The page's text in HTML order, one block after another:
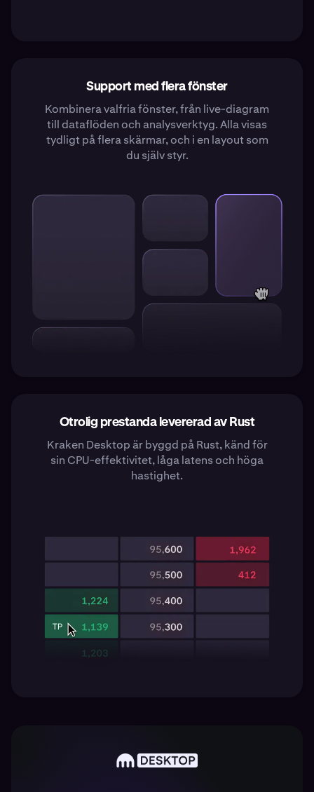
Support med flera fönster
Kombinera valfria fönster, från live-diagram
till dataflöden och analysverktyg. Alla visas
tydligt på flera skärmar, och i en layout som
du själv styr.
Otrolig prestanda levererad av Rust
Kraken Desktop är byggd på Rust, känd för
sin CPU-effektivitet, låga latens och höga
hastighet.